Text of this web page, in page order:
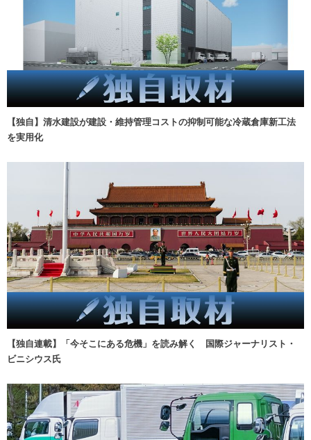
【独自】清水建設が建設・維持管理コストの抑制可能な冷蔵倉庫新工法
を実用化
【独自連載】「今そこにある危機」を読み解く 国際ジャーナリスト・
ビニシウス氏